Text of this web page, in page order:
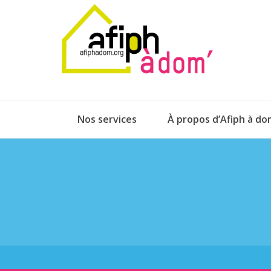
Nos services À propos d’Afiph à